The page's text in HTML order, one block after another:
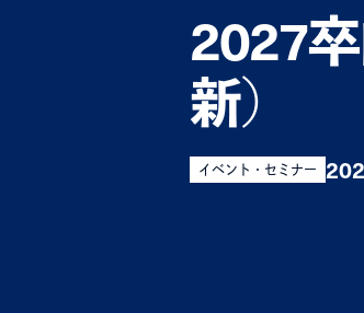
2027
新）
イベント・セミナー